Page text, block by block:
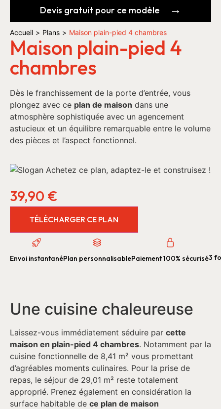
Devis gratuit pour ce modèle
Accueil > Plans > Maison plain-pied 4 chambres
Maison plain-pied 4
chambres
Dès le franchissement de la porte d’entrée, vous
plongez avec ce plan de maison dans une
atmosphère sophistiquée avec un agencement
astucieux et un équilibre remarquable entre le volume
des pièces et l’aspect fonctionnel.
39,90 €
TÉLÉCHARGER CE PLAN
Envoi instantanéPlan personnalisablePaiement 100% sécurisé3
Une cuisine chaleureuse
Laissez-vous immédiatement séduire par cette
maison en plain-pied 4 chambres. Notamment par la
cuisine fonctionnelle de 8,41 m² vous promettant
d’agréables moments culinaires. Pour la prise de
repas, le séjour de 29,01 m² reste totalement
approprié. Prenez également en considération la
surface habitable de ce plan de maison